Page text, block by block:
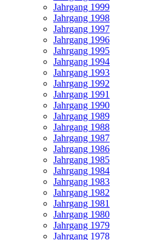
Jahrgang 1999
Jahrgang 1998
Jahrgang 1997
Jahrgang 1996
Jahrgang 1995
Jahrgang 1994
Jahrgang 1993
Jahrgang 1992
Jahrgang 1991
Jahrgang 1990
Jahrgang 1989
Jahrgang 1988
Jahrgang 1987
Jahrgang 1986
Jahrgang 1985
Jahrgang 1984
Jahrgang 1983
Jahrgang 1982
Jahrgang 1981
Jahrgang 1980
Jahrgang 1979
Jahrgang 1978